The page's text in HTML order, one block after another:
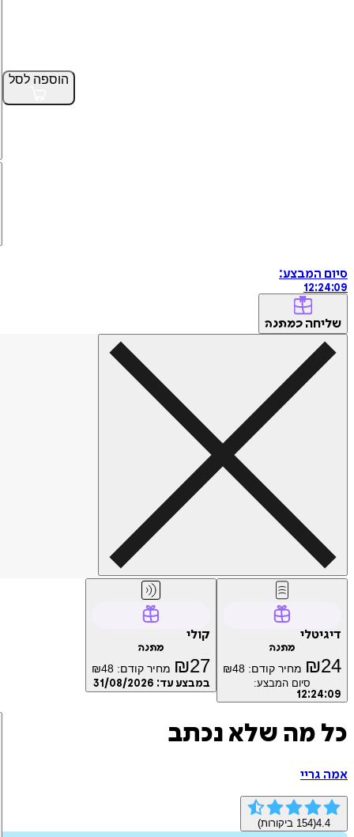
הוספה לסל
סיום המבצע:
12:24:09
שליחה כמתנה
דיגיטלי
מתנה
₪24 מחיר קודם: ₪48
סיום המבצע:
12:24:09
קולי
מתנה
₪27 מחיר קודם: ₪48
במבצע עד: 31/08/2026
כל מה שלא נכתב
אמה גריי
4.4
(
154 ביקורות)